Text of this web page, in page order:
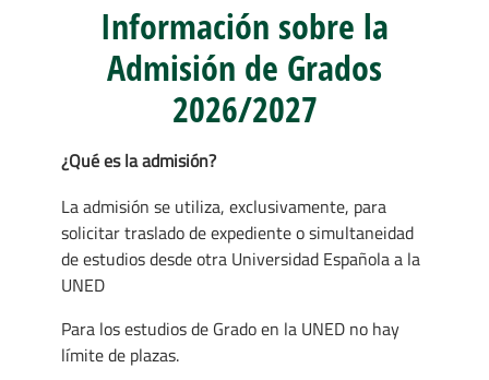
Información sobre la
Admisión de Grados
2026/2027
¿Qué es la admisión?
La admisión se utiliza, exclusivamente, para
solicitar traslado de expediente o simultaneidad
de estudios desde otra Universidad Española a la
UNED
Para los estudios de Grado en la UNED no hay
límite de plazas.